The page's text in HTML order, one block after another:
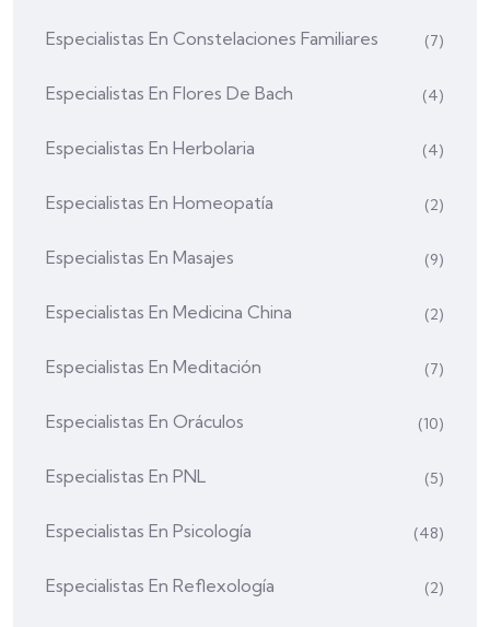
Especialistas En Constelaciones Familiares (7)
Especialistas En Flores De Bach (4)
Especialistas En Herbolaria (4)
Especialistas En Homeopatía (2)
Especialistas En Masajes (9)
Especialistas En Medicina China (2)
Especialistas En Meditación (7)
Especialistas En Oráculos (10)
Especialistas En PNL (5)
Especialistas En Psicología (48)
Especialistas En Reflexología (2)